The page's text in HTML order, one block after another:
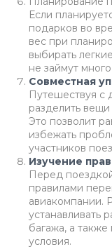
Если
подарков во
вес при
выбирать
не займут
Совместная
Путешествуя с
разделить
Это позволит
избежать
участников
Изучение
Перед
правилами
авиакомпании.
устанавливать
багажа, а
условия.